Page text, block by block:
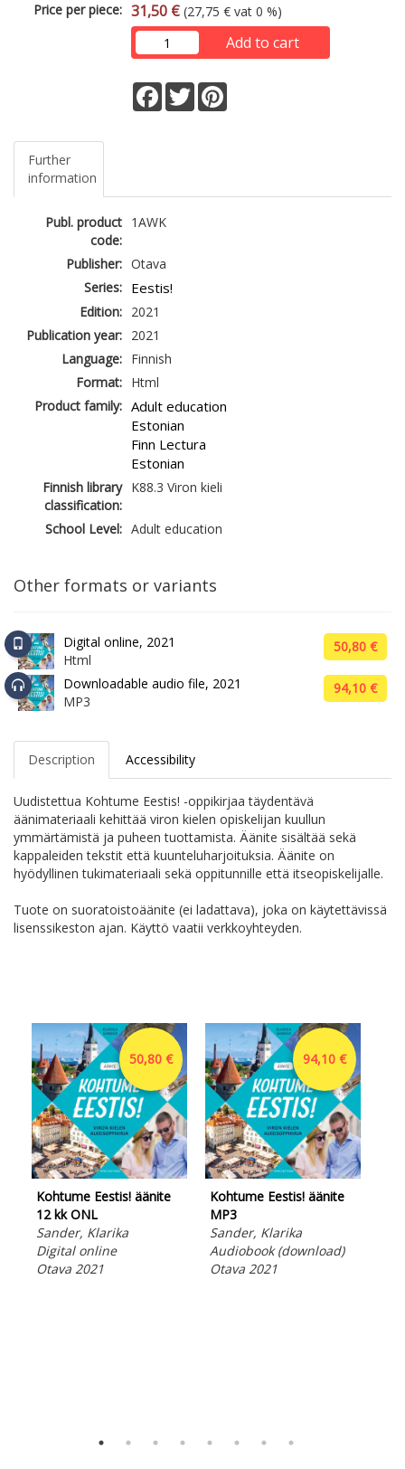
Price per piece: 31,50 € (27,75 € vat 0 %)
Add to cart
Facebook
Twitter
Further
information
Publ. product
code:
1AWK
Publisher: Otava
Series: Eestis!
Edition: 2021
Publication year: 2021
Language: Finnish
Format: Html
Product family: Adult education
Estonian
Finn Lectura
Estonian
Finnish library
classification:
K88.3 Viron kieli
School Level: Adult education
Other formats or variants
Digital online, 2021
Html
50,80 €
Downloadable audio file, 2021
MP3
94,10 €
Description Accessibility
Uudistettua Kohtume Eestis! -oppikirjaa täydentävä
äänimateriaali kehittää viron kielen opiskelijan kuullun
ymmärtämistä ja puheen tuottamista. Äänite sisältää sekä
kappaleiden tekstit että kuunteluharjoituksia. Äänite on
hyödyllinen tukimateriaali sekä oppitunnille että itseopiskelijalle.
Tuote on suoratoistoäänite (ei ladattava), joka on käytettävissä
lisenssikeston ajan. Käyttö vaatii verkkoyhteyden.
50,80 €
Kohtume Eestis! äänite
12 kk ONL
Sander, Klarika
Digital online
Otava 2021
94,10 €
Kohtume Eestis! äänite
MP3
Sander, Klarika
Audiobook (download)
Otava 2021